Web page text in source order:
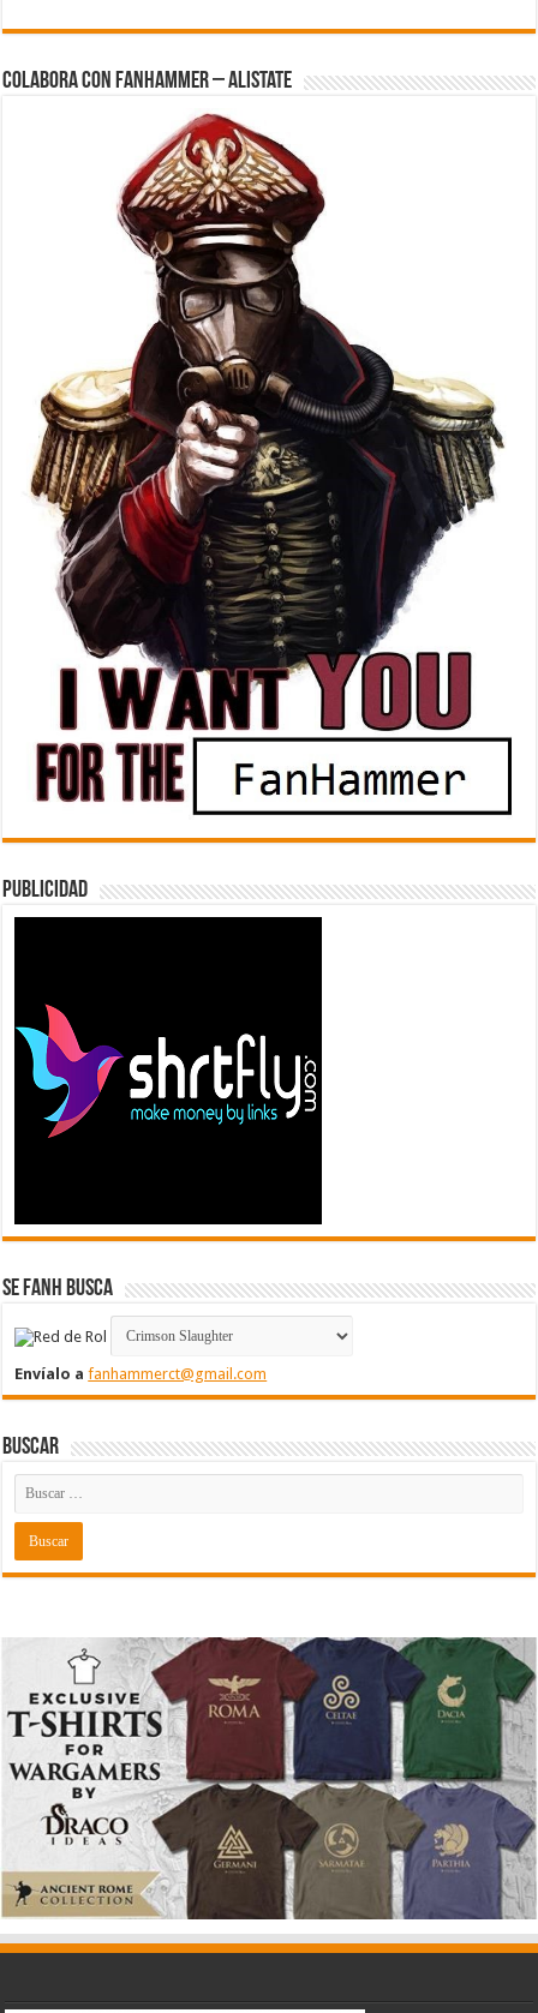
Colabora con FanHammer – Alistate
Publicidad
Se FanH Busca
Envíalo afanhammerct@gmail.com
Buscar